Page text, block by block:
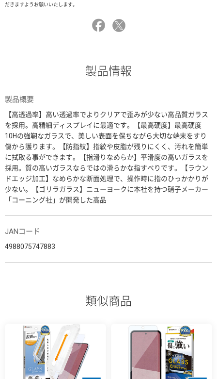
だきますようお願いいたします。
製品情報
製品概要
【高透過率】高い透過率でよりクリアで歪みが少ない高品質ガラス
を採用。高精細ディスプレイに最適です。【最高硬度】最高硬度
10Hの強靭なガラスで、美しい表面を保ちながら大切な端末をすり
傷から護ります。【防指紋】指紋や皮脂が残りにくく、汚れを簡単
に拭取る事ができます。【指滑りなめらか】平滑度の高いガラスを
採用。質の高いガラスならではの滑らかな指すべりです。【ラウン
ドエッジ加工】なめらかな断面処理で、操作時に指のひっかかりが
少ない。【ゴリラガラス】ニューヨークに本社を持つ硝子メーカー
「コーニング社」が開発した高品
JANコード
4988075747883
類似商品